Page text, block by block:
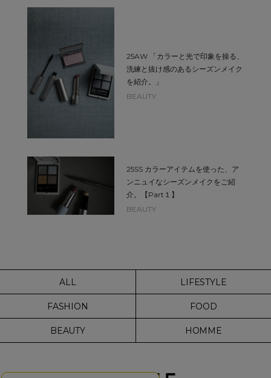
25AW 「カラーと光で印象を操る、
洗練と抜け感のあるシーズンメイク
を紹介。」
BEAUTY
25SS カラーアイテムを使った、ア
ンニュイなシーズンメイクをご紹
介。【Part１】
BEAUTY
ALL LIFESTYLE
FASHION FOOD
BEAUTY HOMME